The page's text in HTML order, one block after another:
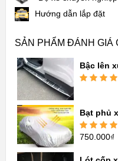
Hướng dẫn lắp đặt
SẢN PHẨM ĐÁNH GIÁ
Bậc lên
Bạt phủ
Được xếp
750.000₫